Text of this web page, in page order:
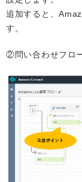
追加すると、
す。
②問い合わせフロ